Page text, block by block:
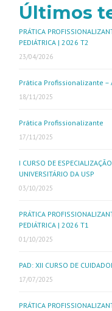
Últimos
PRÁTICA
PEDIÁTRICA | 2026 T2
23/04/2026
Prática Profissionalizante –
18/11/2025
Prática Profissionalizante
17/11/2025
I CURSO DE
UNIVERSITÁRIO DA USP
03/10/2025
PRÁTICA
PEDIÁTRICA | 2026 T1
01/10/2025
PAD: XII CURSO DE
17/07/2025
PRÁTICA